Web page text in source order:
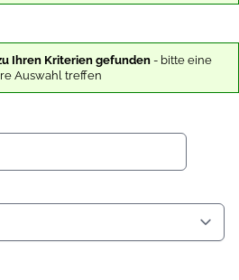
Ihren Kriterien gefunden- bitte eine
Auswahl treffen